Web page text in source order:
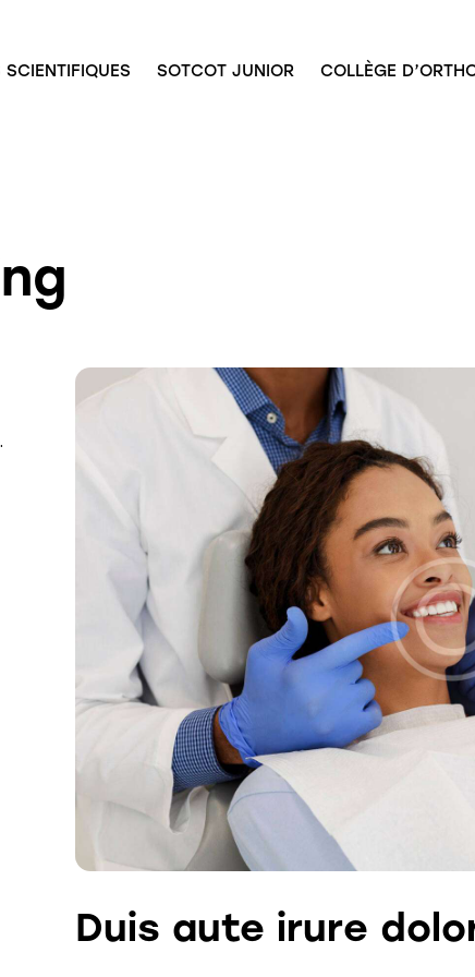
SCIENTIFIQUES SOTCOT JUNIOR COLLÈGE
Duis aute irure